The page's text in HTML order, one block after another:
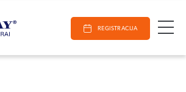
REGISTRACIJA